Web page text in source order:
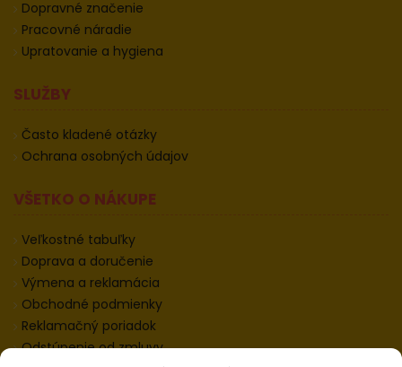
Dopravné značenie
Pracovné náradie
Upratovanie a hygiena
SLUŽBY
Často kladené otázky
Ochrana osobných údajov
VŠETKO O NÁKUPE
Veľkostné tabuľky
Doprava a doručenie
Výmena a reklamácia
Obchodné podmienky
Reklamačný poriadok
Odstúpenie od zmluvy